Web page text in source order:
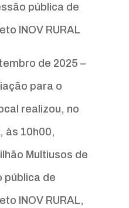
pública de
INOV RURAL
de 2025 –
para o
realizou, no
às 10h00,
Multiusos de
pública de
INOV RURAL,